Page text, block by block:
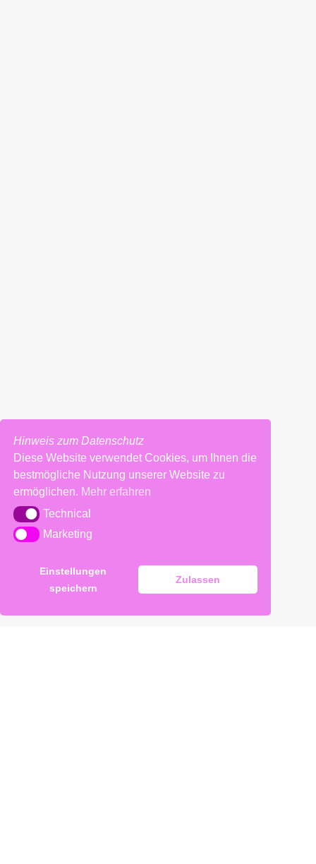
Hinweis zum Datenschutz
Diese Website verwendet Cookies, um Ihnen die
bestmögliche Nutzung unserer Website zu
ermöglichen. Mehr erfahren
TechnicalTechnical
MarketingMarketing
Einstellungen
speichern
Zulassen